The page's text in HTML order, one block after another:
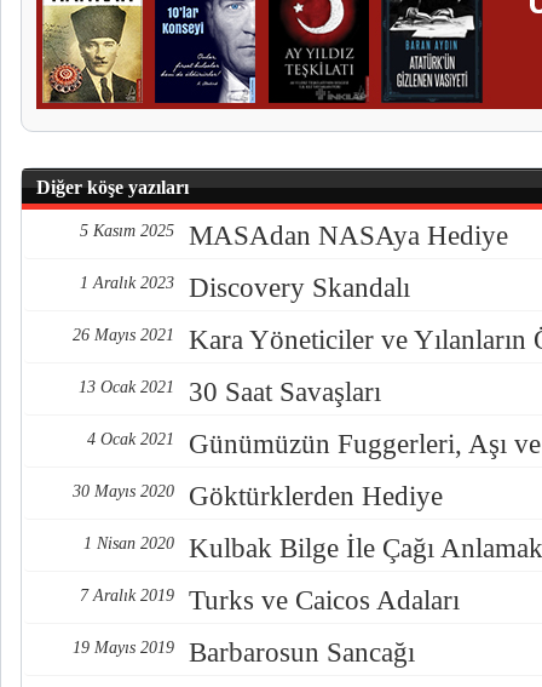
Diğer köşe yazıları
5 Kasım 2025 MASAdan NASAya Hediye
1 Aralık 2023 Discovery Skandalı
26 Mayıs 2021 Kara Yöneticiler ve Yılanların
13 Ocak 2021 30 Saat Savaşları
4 Ocak 2021 Günümüzün Fuggerleri, Aşı
30 Mayıs 2020 Göktürklerden Hediye
1 Nisan 2020 Kulbak Bilge İle Çağı Anlamak
7 Aralık 2019 Turks ve Caicos Adaları
19 Mayıs 2019 Barbarosun Sancağı